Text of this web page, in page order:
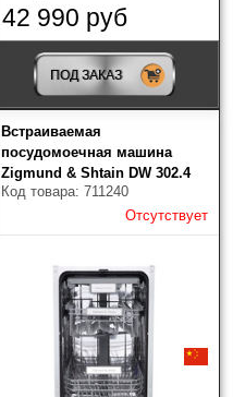
42 990 руб
ПОД ЗАКАЗ
Встраиваемая
посудомоечная машина
Zigmund & Shtain DW 302.4
Код товара: 711240
Отсутствует